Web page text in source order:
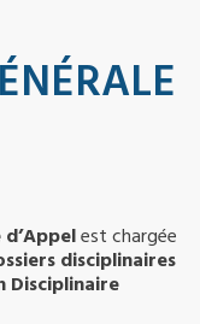
est chargée
disciplinaires
Disciplinaire